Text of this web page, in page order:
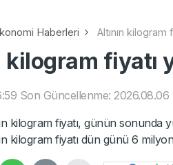
Haberleri Altının kilogram
kilogram fiyatı
Son Güncellenme: 2026.08.06
kilogram fiyatı, günün sonunda
kilogram fiyatı dün günü 6